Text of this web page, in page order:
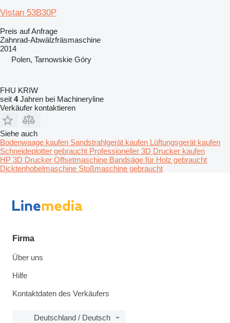
Vistan 53B30P
Preis auf Anfrage
Zahnrad-Abwälzfräsmaschine
2014
Polen, Tarnowskie Góry
FHU KRIW
seit 4Jahren bei Machineryline
Verkäufer kontaktieren
Siehe auch
Bodenwaage kaufen Sandstrahlgerät kaufen Lüftungsgerät kaufen
Schneideplotter gebraucht Professioneller 3D Drucker kaufen
HP 3D Drucker Offsetmaschine Bandsäge für Holz gebraucht
Dicktenhobelmaschine Stoßmaschine gebraucht
Firma
Über uns
Hilfe
Kontaktdaten des Verkäufers
Deutschland / Deutsch